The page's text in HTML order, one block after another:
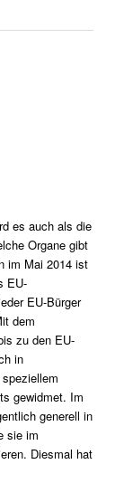
es auch als die
Organe gibt
im Mai 2014 ist
EU-
EU-Bürger
dem
zu den EU-
in
gewidmet. Im
generell in
sie im
Diesmal hat